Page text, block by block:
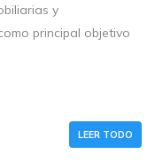
y
principal objetivo
LEER TODO